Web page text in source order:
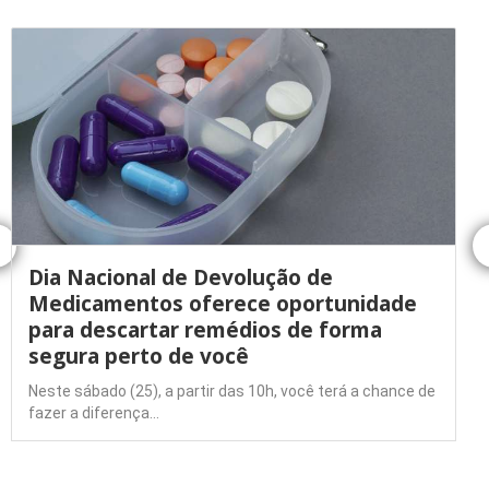
Dia Nacional de Devolução de
Medicamentos oferece oportunidade
para descartar remédios de forma
segura perto de você
Neste sábado (25), a partir das 10h, você terá a chance de
fazer a diferença…